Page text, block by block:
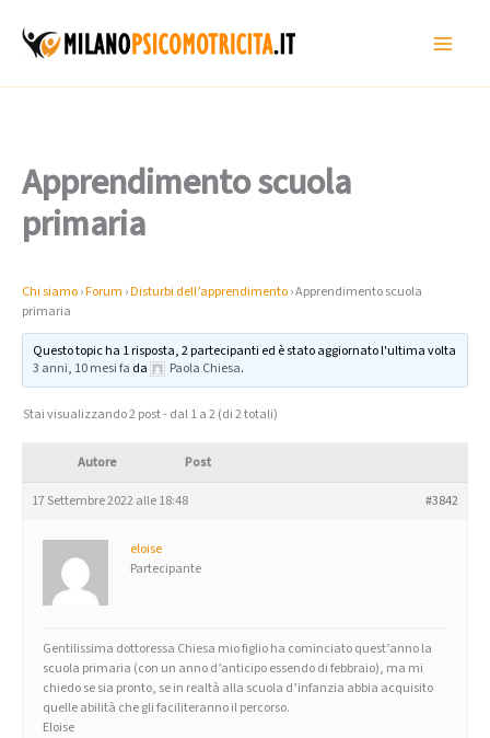
Apprendimento scuola
primaria
Chi siamo›Forum ›Disturbi dell’apprendimento›Apprendimento scuola
primaria
Questo topic ha 1 risposta, 2 partecipanti ed è stato aggiornato l'ultima volta
3 anni, 10 mesi fa da Paola Chiesa.
Stai visualizzando 2 post - dal 1 a 2 (di 2 totali)
Autore Post
17 Settembre 2022 alle 18:48 #3842
eloise
Partecipante
Gentilissima dottoressa Chiesa mio figlio ha cominciato quest’anno la
scuola primaria (con un anno d’anticipo essendo di febbraio), ma mi
chiedo se sia pronto, se in realtà alla scuola d’infanzia abbia acquisito
quelle abilità che gli faciliteranno il percorso.
Eloise